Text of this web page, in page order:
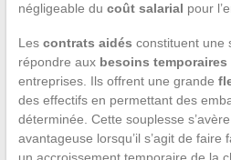
négligeable du coût salarial pour
Les contrats aidés constituent une
répondre aux besoins
entreprises. Ils offrent une grande
des effectifs en permettant des
déterminée. Cette souplesse
avantageuse lorsqu’il s’agit de faire